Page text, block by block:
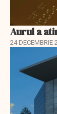
Aurul a
24 DECEMBRIE